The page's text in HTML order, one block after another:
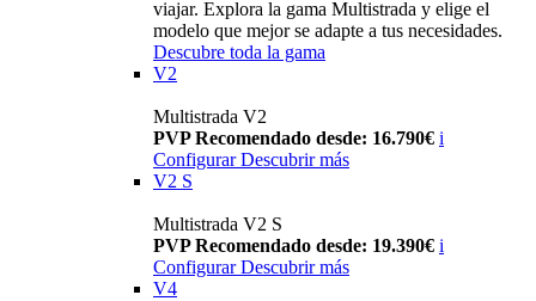
viajar. Explora la gama Multistrada y elige el
modelo que mejor se adapte a tus necesidades.
Descubre toda la gama
V2
Multistrada V2
PVP Recomendado desde: 16.790€ i
Configurar Descubrir más
V2 S
Multistrada V2 S
PVP Recomendado desde: 19.390€ i
Configurar Descubrir más
V4